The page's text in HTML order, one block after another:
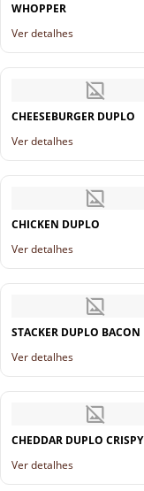
WHOPPER
Ver detalhes
CHEESEBURGER DUPLO
Ver detalhes
CHICKEN DUPLO
Ver detalhes
STACKER DUPLO BACON
Ver detalhes
CHEDDAR DUPLO CRISPY
Ver detalhes